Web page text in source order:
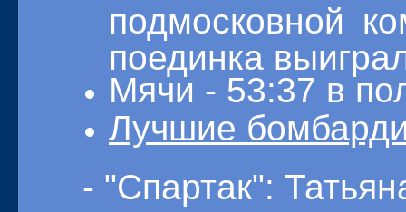
подмосковной
поединка
Мячи - 53:37 в
Лучшие
- "Спартак":